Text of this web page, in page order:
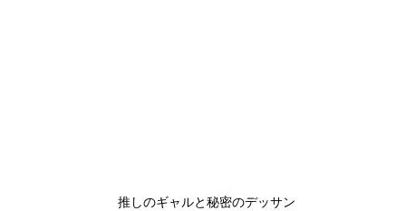
推しのギャルと秘密のデッサン